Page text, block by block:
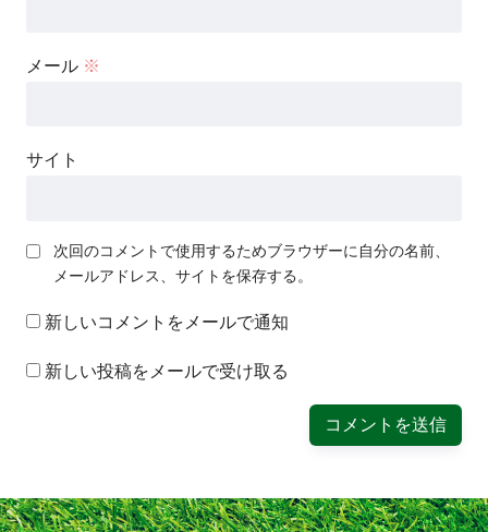
メール ※
サイト
次回のコメントで使用するためブラウザーに自分の名前、
メールアドレス、サイトを保存する。
新しいコメントをメールで通知
新しい投稿をメールで受け取る